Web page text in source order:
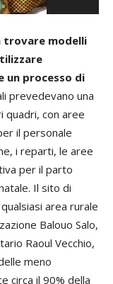
trovare modelli
un processo di
prevedevano una
quadri, con aree
il personale
i reparti, le aree
per il parto
Il sito di
area rurale
Balouo Salo,
Raoul Vecchio,
meno
circa il 90% della